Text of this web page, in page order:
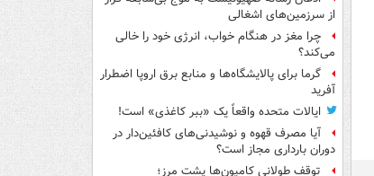
از سرزمین‌های اشغالی
چرا مغز در هنگام خواب، انرژی خود را خالی
می‌کند؟
گرما برای پالایشگاه‌ها و منابع برق اروپا اضطرار
آفرید
ایالات متحده واقعاً یک «ببر کاغذی» است!
آیا مصرف قهوه و نوشیدنی‌های کافئین‌دار در
دوران بارداری مجاز است؟
توقف طولانی کامیون‌ها پشت مرز؛